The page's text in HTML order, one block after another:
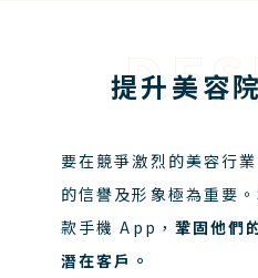
提升美容
要在競爭激烈的美容行
的信譽及形象極為重要
款手機 App， 鞏固他們
潛在客戶。